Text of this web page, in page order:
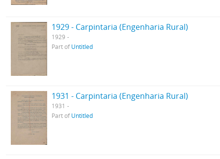
1929 - Carpintaria (Engenharia Rural)
1929
Part ofUntitled
1931 - Carpintaria (Engenharia Rural)
1931
Part ofUntitled